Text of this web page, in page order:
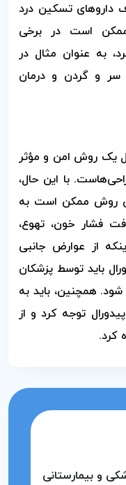
داروهای تسکین درد
ممکن است در برخی
به عنوان مثال در
سر و گردن و درمان
یک روش امن و مؤثر
با این حال،
روش ممکن است به
فشار خون، تهوع،
از عوارض جانبی
باید توسط پزشکان
همچنین، باید به
توجه کرد و از
کرد.
و بیمارستانی